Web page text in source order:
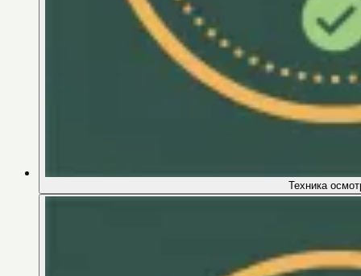
Техника